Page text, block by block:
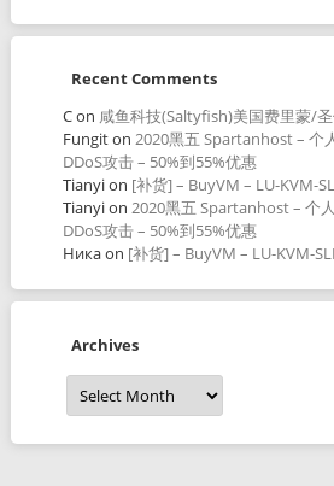
Recent Comments
Con 咸鱼科技(Saltyfish)美国费里蒙/
Fungiton 2020黑五 Spartanhost – 个
DDoS攻击 – 50%到55%优惠
Tianyion [补货] – BuyVM – LU-KVM-
Tianyion 2020黑五 Spartanhost – 个
DDoS攻击 – 50%到55%优惠
Никаon [补货] – BuyVM – LU-KVM-
Archives
Archives